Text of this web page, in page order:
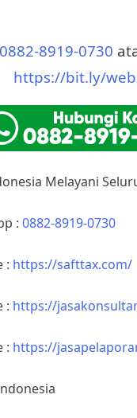
0882-8919-0730
https://bit.ly/
Melayani
: 0882-8919-0730
: https://safttax.com/
: https://
: https://